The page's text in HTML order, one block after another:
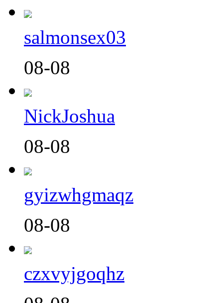
salmonsex03
08-08
NickJoshua
08-08
gyizwhgmaqz
08-08
czxvyjgoqhz